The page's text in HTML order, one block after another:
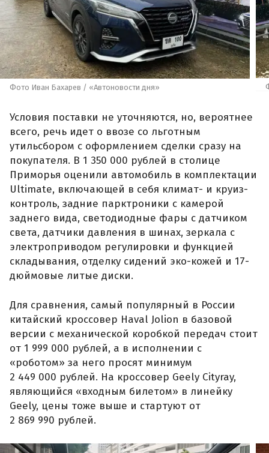
Фото Иван Бахарев / «Автоновости дня»
Условия поставки не уточняются, но, вероятнее
всего, речь идет о ввозе со льготным
утильсбором с оформлением сделки сразу на
покупателя. В 1 350 000 рублей в столице
Приморья оценили автомобиль в комплектации
Ultimate, включающей в себя климат- и круиз-
контроль, задние парктроники с камерой
заднего вида, светодиодные фары с датчиком
света, датчики давления в шинах, зеркала с
электроприводом регулировки и функцией
складывания, отделку сидений эко-кожей и 17-
дюймовые литые диски.
Для сравнения, самый популярный в России
китайский кроссовер Haval Jolion в базовой
версии с механической коробкой передач стоит
от 1 999 000 рублей, а в исполнении с
«роботом» за него просят минимум
2 449 000 рублей. На кроссовер Geely Cityray,
являющийся «входным билетом» в линейку
Geely, цены тоже выше и стартуют от
2 869 990 рублей.